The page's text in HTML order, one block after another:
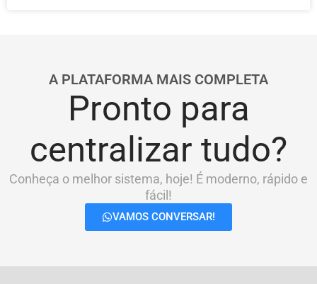
A PLATAFORMA MAIS COMPLETA
Pronto para
centralizar tudo?
Conheça o melhor sistema, hoje! É moderno, rápido e
fácil!
VAMOS CONVERSAR!